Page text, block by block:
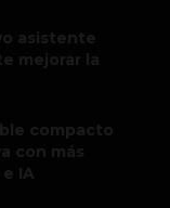
asistente
mejorar la
compacto
con más
IA